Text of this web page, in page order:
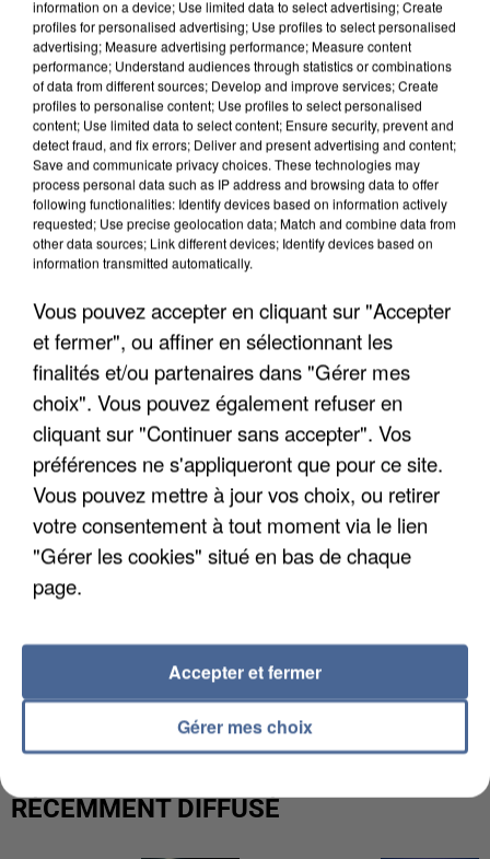
LES DONNÉES DE 300 000 CLIENTS DÉROBÉES À
LES FRANÇAIS, FANS DE LA FLEMME
RÉCEMMENT DIFFUSÉ
information on a device; Use limited data to select advertising; Create
profiles for personalised advertising; Use profiles to select personalised
advertising; Measure advertising performance; Measure content
performance; Understand audiences through statistics or combinations
of data from different sources; Develop and improve services; Create
profiles to personalise content; Use profiles to select personalised
content; Use limited data to select content; Ensure security, prevent and
detect fraud, and fix errors; Deliver and present advertising and content;
Save and communicate privacy choices. These technologies may
process personal data such as IP address and browsing data to offer
following functionalities: Identify devices based on information actively
requested; Use precise geolocation data; Match and combine data from
other data sources; Link different devices; Identify devices based on
information transmitted automatically.
Vous pouvez accepter en cliquant sur "Accepter
et fermer", ou affiner en sélectionnant les
finalités et/ou partenaires dans "Gérer mes
choix". Vous pouvez également refuser en
cliquant sur "Continuer sans accepter". Vos
préférences ne s'appliqueront que pour ce site.
Vous pouvez mettre à jour vos choix, ou retirer
votre consentement à tout moment via le lien
"Gérer les cookies" situé en bas de chaque
page.
Gérer mes choix
Accepter et fermer